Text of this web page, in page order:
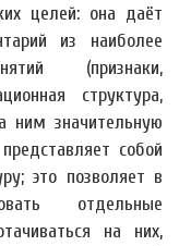
целей: она даёт
из наиболее
(признаки,
структура,
ним значительную
собой
это позволяет в
отдельные
на них,